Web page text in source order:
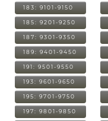
183: 9101-9150
185: 9201-9250
187: 9301-9350
189: 9401-9450
191: 9501-9550
193: 9601-9650
195: 9701-9750
197: 9801-9850